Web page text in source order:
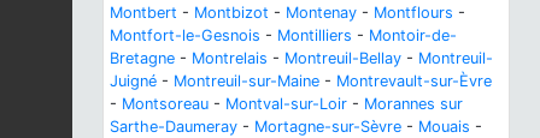
Montbert - Montbizot - Montenay - Montflours -
Montfort-le-Gesnois - Montilliers - Montoir-de-
Bretagne - Montrelais - Montreuil-Bellay - Montreuil-
Juigné - Montreuil-sur-Maine - Montrevault-sur-Èvre
- Montsoreau - Montval-sur-Loir - Morannes sur
Sarthe-Daumeray - Mortagne-sur-Sèvre - Mouais -